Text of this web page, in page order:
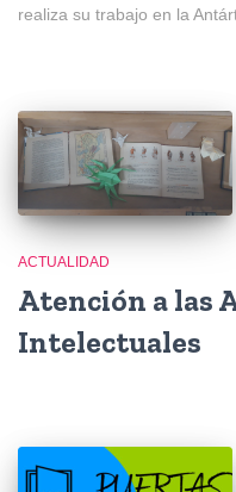
realiza su trabajo en la
ACTUALIDAD
Atención a las
Intelectuales